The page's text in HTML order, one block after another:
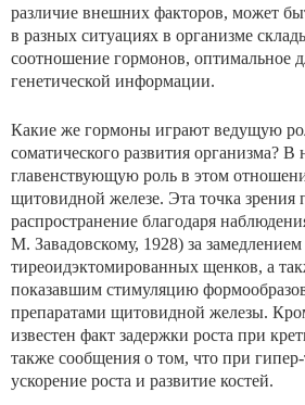
различие внешних факторов, может
в разных ситуациях в организме
соотношение гормонов, опти­мальное
генетической информации.
Какие же гормоны играют ведущую
соматического развития организма? В
главенствующую роль в этом
щитовидной железе. Эта точка зрения
распространение благодаря
М. Завадовскому, 1928) за замедлением
тиреоидэктомированных щенков, а
показавшим стимуляцию
препаратами щитовидной железы.
известен факт задержки роста при
также сообщения о том, что при гипер-
ускорение роста и развитие костей.